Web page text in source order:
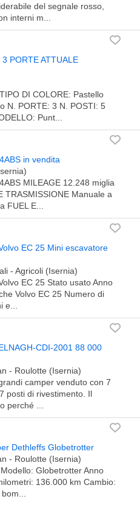
del segnale rosso,
interni m...
PORTE ATTUALE
DI COLORE: Pastello
N. PORTE: 3 N. POSTI: 5
Punt...
in vendita
MILEAGE 12.248 miglia
TRASMISSIONE Manuale a
FUEL E...
EC 25 Mini escavatore
- Agricoli (Isernia)
EC 25 Stato usato Anno
Volvo EC 25 Numero di
CDI-2001 88 000
- Roulotte (Isernia)
camper venduto con 7
posti di rivestimento. Il
perché ...
Dethleffs Globetrotter
- Roulotte (Isernia)
Globetrotter Anno
136.000 km Cambio: